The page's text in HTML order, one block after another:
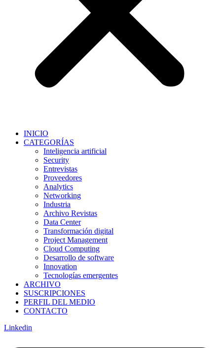
INICIO
CATEGORÍAS
Inteligencia artificial
Security
Entrevistas
Proveedores
Analytics
Networking
Industria
Archivo Revistas
Data Center
Transformación digital
Project Management
Cloud Computing
Desarrollo de software
Innovation
Tecnologías emergentes
ARCHIVO
SUSCRIPCIONES
PERFIL DEL MEDIO
CONTACTO
Linkedin